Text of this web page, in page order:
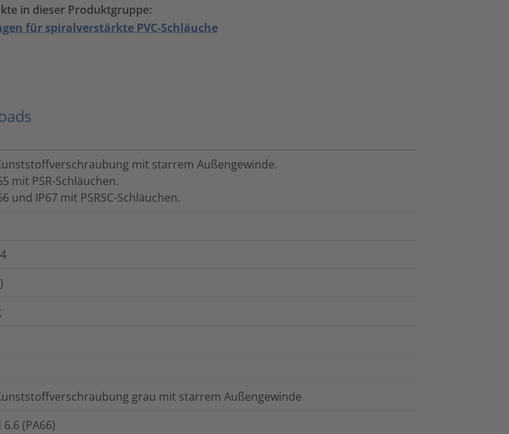
in dieser Produktgruppe:
für spiralverstärkte PVC-Schläuche
mit starrem Außengewinde.
mit PSR-Schläuchen.
und IP67 mit PSRSC-Schläuchen.
grau mit starrem Außengewinde
(PA66)